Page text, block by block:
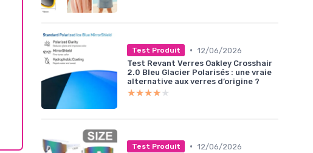
Test Produit • 12/06/2026
Test Revant Verres Oakley Crosshair
2.0 Bleu Glacier Polarisés : une vraie
alternative aux verres d’origine ?
★★★★★
★★★★★
Test Produit • 12/06/2026